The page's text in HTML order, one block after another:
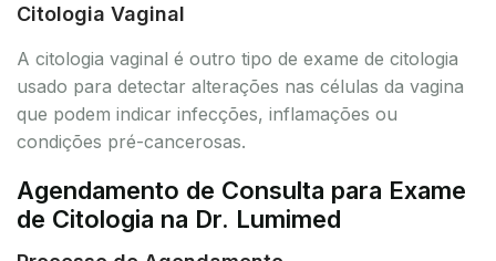
Citologia Vaginal
A citologia vaginal é outro tipo de exame de citologia
usado para detectar alterações nas células da vagina
que podem indicar infecções, inflamações ou
condições pré-cancerosas.
Agendamento de Consulta para Exame
de Citologia na Dr. Lumimed